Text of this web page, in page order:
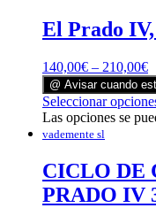
El Prado
140,00€ – 210,00€
@ Avisar cuando
Seleccionar
Las opciones se
vademente sl
CICLO DE
PRADO IV